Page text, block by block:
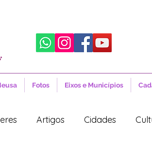
Fotos Eixos e Municípios
Artigos Cidades